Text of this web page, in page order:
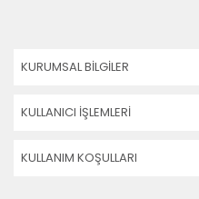
KURUMSAL BİLGİLER
KULLANICI İŞLEMLERİ
KULLANIM KOŞULLARI